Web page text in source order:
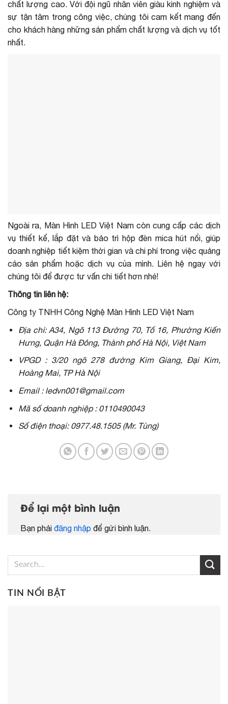
chất lượng cao. Với đội ngũ nhân viên giàu kinh nghiệm và
sự tận tâm trong công việc, chúng tôi cam kết mang đến
cho khách hàng những sản phẩm chất lượng và dịch vụ tốt
nhất.
Ngoài ra, Màn Hình LED Việt Nam còn cung cấp các dịch
vụ thiết kế, lắp đặt và bảo trì hộp đèn mica hút nổi, giúp
doanh nghiệp tiết kiệm thời gian và chi phí trong việc quảng
cáo sản phẩm hoặc dịch vụ của mình. Liên hệ ngay với
chúng tôi để được tư vấn chi tiết hơn nhé!
Thông tin liên hệ:
Công ty TNHH Công Nghệ Màn Hình LED Việt Nam
Địa chỉ: A34, Ngõ 113 Đường 70, Tổ 16, Phường Kiến
Hưng, Quận Hà Đông, Thành phố Hà Nội, Việt Nam
VPGD : 3/20 ngõ 278 đường Kim Giang, Đại Kim,
Hoàng Mai, TP Hà Nội
Email : ledvn001@gmail.com
Mã số doanh nghiệp : 0110490043
Số điện thoại: 0977.48.1505 (Mr. Tùng)
Để lại một bình luận
Bạn phải đăng nhập để gửi bình luận.
TIN NỔI BẬT